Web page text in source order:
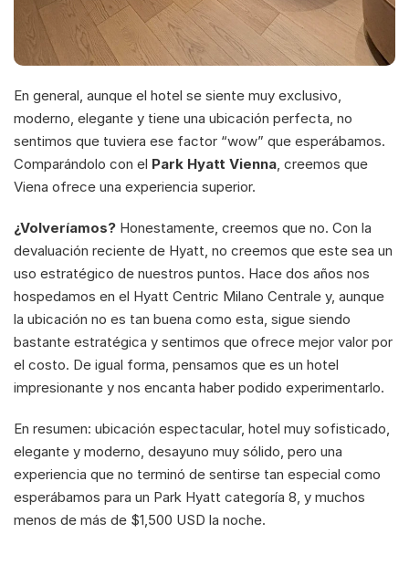
En general, aunque el hotel se siente muy exclusivo,
moderno, elegante y tiene una ubicación perfecta, no
sentimos que tuviera ese factor “wow” que esperábamos.
Comparándolo con el Park Hyatt Vienna , creemos que
Viena ofrece una experiencia superior.
¿Volveríamos? Honestamente, creemos que no. Con la
devaluación reciente de Hyatt, no creemos que este sea un
uso estratégico de nuestros puntos. Hace dos años nos
hospedamos en el Hyatt Centric Milano Centrale y, aunque
la ubicación no es tan buena como esta, sigue siendo
bastante estratégica y sentimos que ofrece mejor valor por
el costo. De igual forma, pensamos que es un hotel
impresionante y nos encanta haber podido experimentarlo.
En resumen: ubicación espectacular, hotel muy sofisticado,
elegante y moderno, desayuno muy sólido, pero una
experiencia que no terminó de sentirse tan especial como
esperábamos para un Park Hyatt categoría 8, y muchos
menos de más de $1,500 USD la noche.